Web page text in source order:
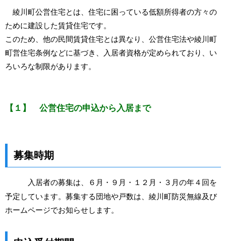
綾川町公営住宅とは、住宅に困っている低額所得者の方々の
ために建設した賃貸住宅です。
このため、他の民間賃貸住宅とは異なり、公営住宅法や綾川町
町営住宅条例などに基づき、入居者資格が定められており、い
ろいろな制限があります。
【１】 公営住宅の申込から入居まで
募集時期
入居者の募集は、６月・９月・１２月・３月の年４回を
予定しています。募集する団地や戸数は、綾川町防災無線及び
ホームページでお知らせします。